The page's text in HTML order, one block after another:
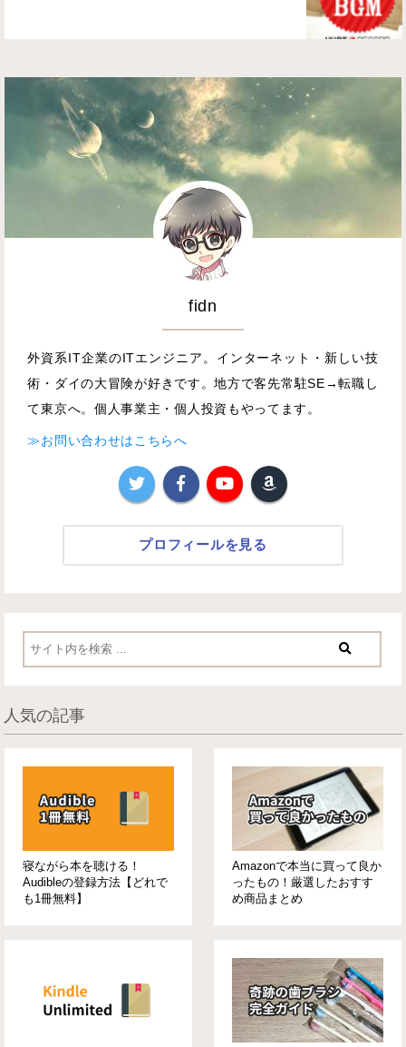
fidn
外資系IT企業のITエンジニア。インターネット・新しい技
術・ダイの大冒険が好きです。地方で客先常駐SE→転職し
て東京へ。個人事業主・個人投資もやってます。
≫お問い合わせはこちらへ
プロフィールを見る
人気の記事
寝ながら本を聴ける！
Audibleの登録方法【どれで
も1冊無料】
Amazonで本当に買って良か
ったもの！厳選したおすす
め商品まとめ